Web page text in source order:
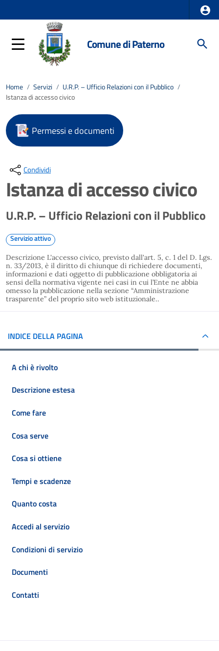
Comune di Paterno
Home / Servizi / U.R.P. – Ufficio Relazioni con il Pubblico /
Istanza di accesso civico
Permessi e documenti
Condividi
Istanza di accesso civico
U.R.P. – Ufficio Relazioni con il Pubblico
Servizio attivo
Descrizione L'accesso civico, previsto dall'art. 5, c. 1 del D. Lgs.
n. 33/2013, è il diritto di chiunque di richiedere documenti,
informazioni e dati oggetto di pubblicazione obbligatoria ai
sensi della normativa vigente nei casi in cui l’Ente ne abbia
omesso la pubblicazione nella sezione “Amministrazione
trasparente” del proprio sito web istituzionale..
INDICE DELLA PAGINA
A chi è rivolto
Descrizione estesa
Come fare
Cosa serve
Cosa si ottiene
Tempi e scadenze
Quanto costa
Accedi al servizio
Condizioni di servizio
Documenti
Contatti